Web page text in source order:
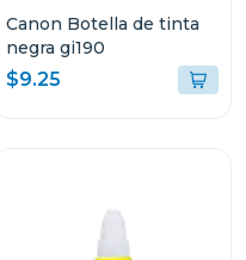
Canon Botella de tinta
negra gi190
$9.25